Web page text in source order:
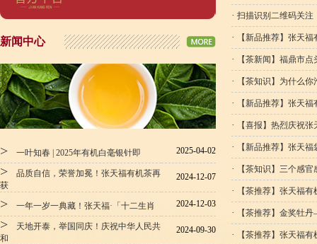
新闻中心
> 一叶知春 | 2025年有机白毫银针即 2025-04-02
> 品质自信，荣誉加冕！张天福有机茶再
获
2024-12-07
> 一年一岁一典藏！张天福·「十二生肖 2024-12-03
> 天地开泰，举国同庆！庆祝中华人民共
和
2024-09-30
· 扫描识别二维码关注
· 【新品推荐】张天
· 【茶新闻】福鼎市
· 【茶知识】为什么
· 【新品推荐】张天
· 【喜报】热烈庆祝
· 【新品推荐】张天
· 【茶知识】三个感官
· 【茶推荐】张天福
· 【茶推荐】金奖牡
· 【茶推荐】张天福